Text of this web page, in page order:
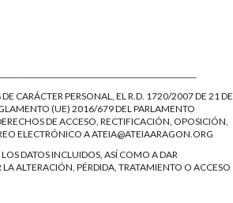
CARÁCTER PERSONAL, EL R.D. 1720/2007 DE 21 DE
(UE) 2016/679 DEL PARLAMENTO
DE ACCESO, RECTIFICACIÓN, OPOSICIÓN,
ELECTRÓNICO AATEIA@ATEIAARAGON.ORG
DATOS INCLUIDOS, ASÍ COMO A DAR
ALTERACIÓN, PÉRDIDA, TRATAMIENTO O ACCESO